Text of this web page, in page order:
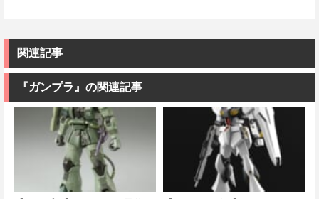
関連記事
『ガンプラ』の関連記事